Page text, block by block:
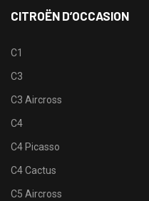
CITROËN D’OCCASION
C1
C3
C3 Aircross
C4
C4 Picasso
C4 Cactus
C5 Aircross